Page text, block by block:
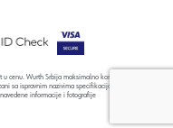
cenu. Wurth Srbija maksimalno koristi
sa ispravnim nazivima specifikacija,
informacije i fotografije